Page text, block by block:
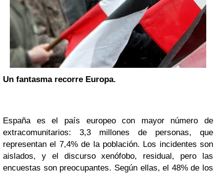
Un fantasma recorre Europa.
España es el país europeo con mayor número de
extracomunitarios: 3,3 millones de personas, que
representan el 7,4% de la población. Los incidentes son
aislados, y el discurso xenófobo, residual, pero las
encuestas son preocupantes. Según ellas, el 48% de los